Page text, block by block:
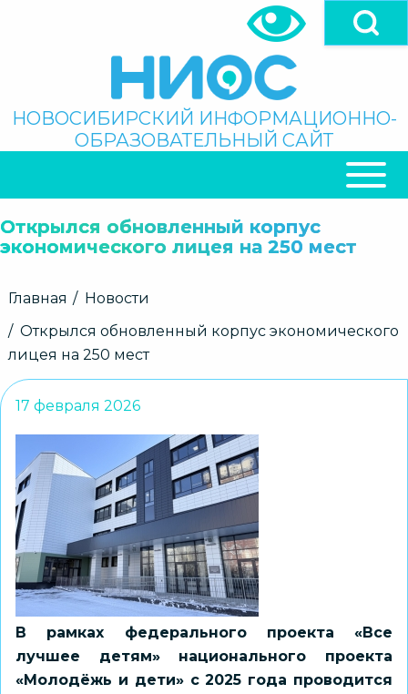
Поиск
НОВОСИБИРСКИЙ ИНФОРМАЦИОННО-
ОБРАЗОВАТЕЛЬНЫЙ САЙТ
НАВИГАЦИЯ
Открылся обновленный корпус
экономического лицея на 250 мест
Строка
Главная
Новости
Открылся обновленный корпус экономического
лицея на 250 мест
17 февраля 2026
В рамках федерального проекта «Все
лучшее детям» национального проекта
«Молодёжь и дети» с 2025 года проводится